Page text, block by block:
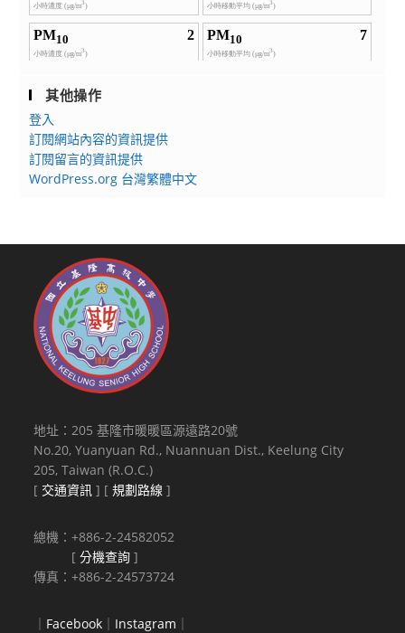
其他操作
登入
訂閱網站內容的資訊提供
訂閱留言的資訊提供
WordPress.org 台灣繁體中文
地址：205 基隆市暖暖區源遠路20號
No.20, Yuanyuan Rd., Nuannuan Dist., Keelung City
205, Taiwan (R.O.C.)
[ 交通資訊 ] [規劃路線 ]
總機：+886-2-24582052
[分機查詢 ]
傳真：+886-2-24573724
｜ Facebook ｜ Instagram ｜